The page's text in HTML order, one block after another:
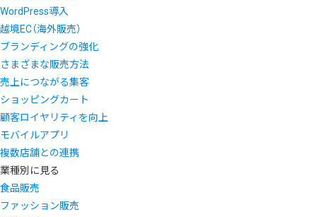
WordPress導入
越境EC（海外販売）
ブランディングの強化
さまざまな販売方法
売上につながる集客
ショッピングカート
顧客ロイヤリティを向上
モバイルアプリ
複数店舗との連携
業種別に見る
食品販売
ファッション販売